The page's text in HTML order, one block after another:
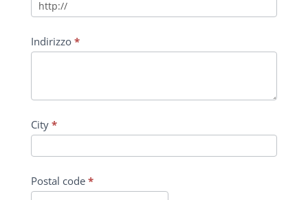
Indirizzo *
City *
Postal code *